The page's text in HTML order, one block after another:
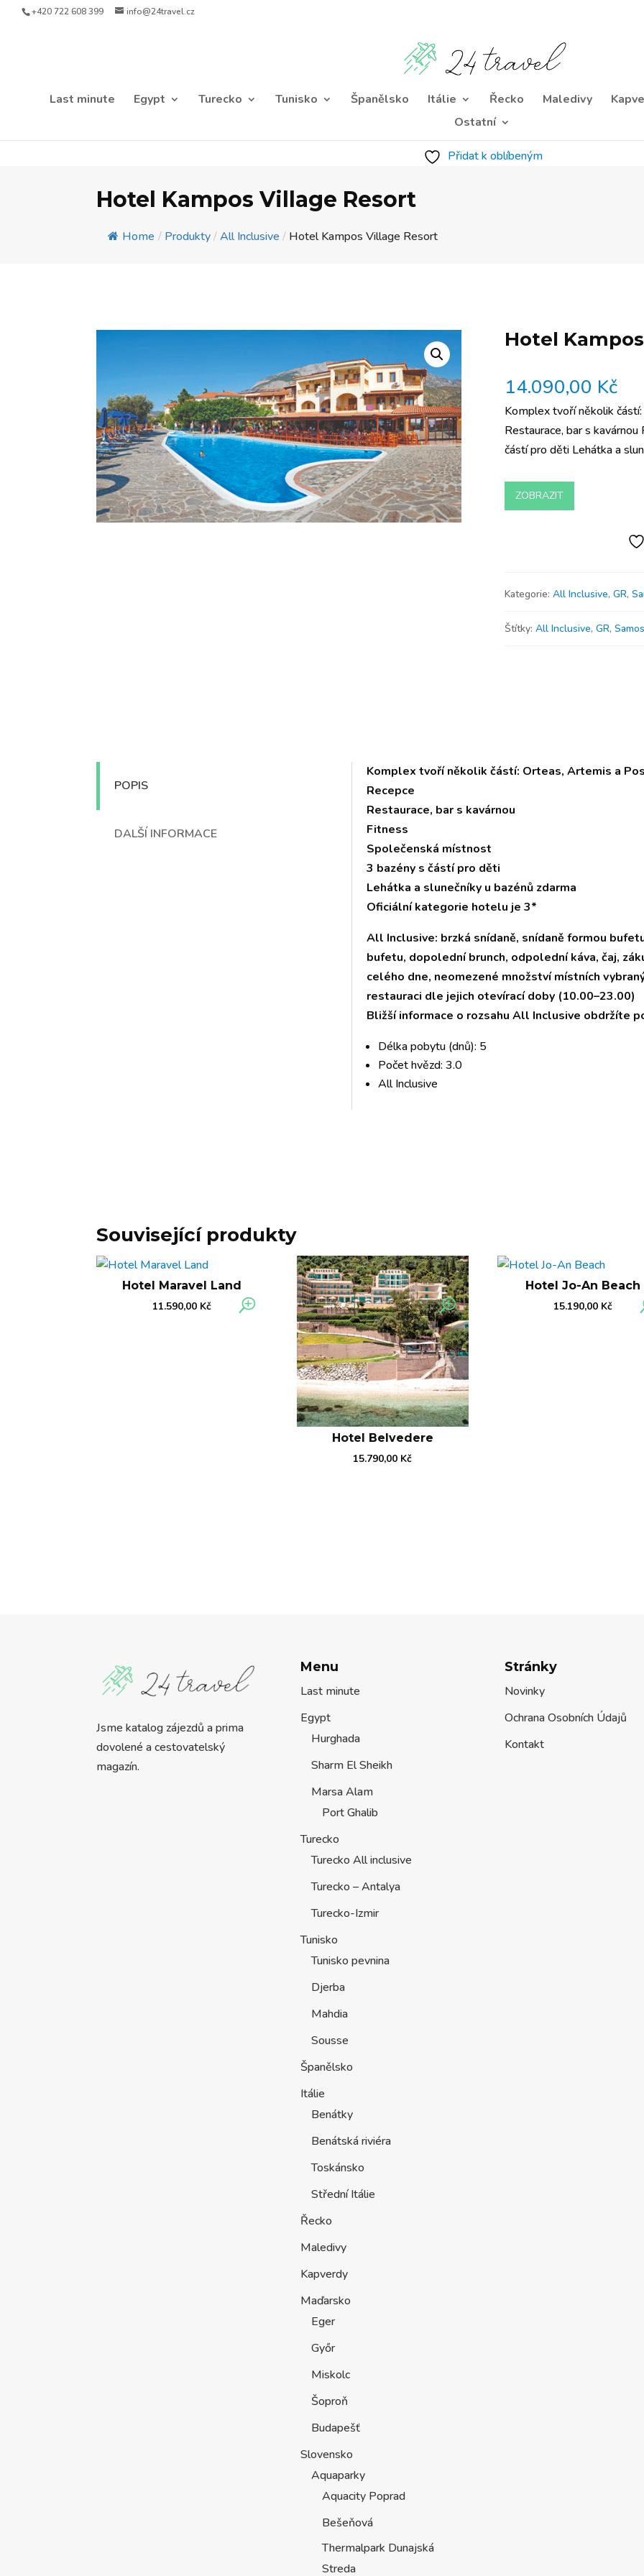
+420 722 608 399 info@24travel.cz
Last minute Egypt Turecko Tunisko Španělsko Itálie Řecko Maledivy
Ostatní
Přidat k oblíbeným
Hotel Kampos Village Resort
Home / Produkty / All Inclusive / Hotel Kampos Village Resort
Hotel
14.090,00 Kč
Komplex tvoří několik
Restaurace, bar s
částí pro děti Lehátka a
ZOBRAZIT
Kategorie: All Inclusive, GR,
Štítky: All Inclusive, GR, Samos
POPIS
DALŠÍ INFORMACE
Komplex tvoří několik částí: Orteas, Artemis a
Recepce
Restaurace, bar s kavárnou
Fitness
Společenská místnost
3 bazény s částí pro děti
Lehátka a slunečníky u bazénů zdarma
Oficiální kategorie hotelu je 3*
All Inclusive: brzká snídaně, snídaně formou
bufetu, dopolední brunch, odpolední káva, čaj,
celého dne, neomezené množství místních
restauraci dle jejich otevírací doby (10.00–23.00)
Bližší informace o rozsahu All Inclusive obdržíte
Délka pobytu (dnů): 5
Počet hvězd: 3.0
All Inclusive
Související produkty
Hotel Maravel Land
11.590,00 Kč
Hotel Belvedere
15.790,00 Kč
Hotel Jo-An Beach
15.190,00 Kč
Jsme katalog zájezdů a prima
dovolené a cestovatelský
magazín.
Menu
Last minute
Egypt
Hurghada
Sharm El Sheikh
Marsa Alam
Port Ghalib
Turecko
Turecko All inclusive
Turecko – Antalya
Turecko-Izmir
Tunisko
Tunisko pevnina
Djerba
Mahdia
Sousse
Španělsko
Itálie
Benátky
Benátská riviéra
Toskánsko
Střední Itálie
Řecko
Maledivy
Kapverdy
Maďarsko
Eger
Győr
Miskolc
Šoproň
Budapešť
Slovensko
Aquaparky
Aquacity Poprad
Bešeňová
Thermalpark Dunajská
Streda
Stránky
Novinky
Ochrana Osobních Údajů
Kontakt